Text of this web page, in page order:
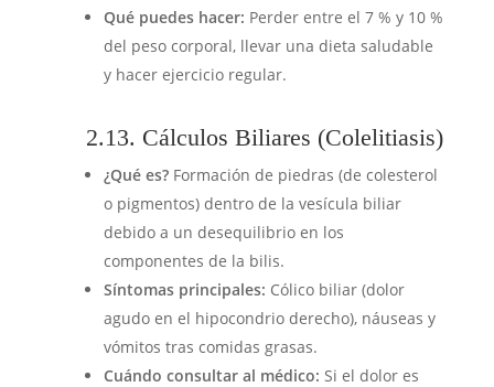
Qué puedes hacer: Perder entre el 7 % y 10 %
del peso corporal, llevar una dieta saludable
y hacer ejercicio regular.
2.13. Cálculos Biliares (Colelitiasis)
¿Qué es?Formación de piedras (de colesterol
o pigmentos) dentro de la vesícula biliar
debido a un desequilibrio en los
componentes de la bilis.
Síntomas principales: Cólico biliar (dolor
agudo en el hipocondrio derecho), náuseas y
vómitos tras comidas grasas.
Cuándo consultar al médico: Si el dolor es